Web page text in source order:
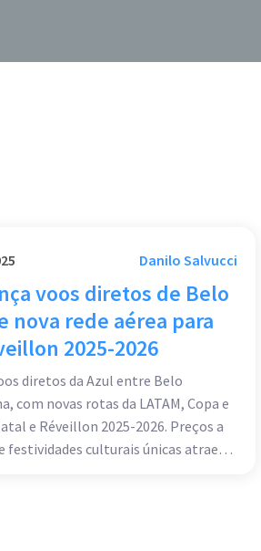
Danilo Salvucci
voos diretos de Belo
nova rede aérea para
2025-2026
diretos da Azul entre Belo
com novas rotas da LATAM, Copa e
e Réveillon 2025-2026. Preços a
festividades culturais únicas atraem